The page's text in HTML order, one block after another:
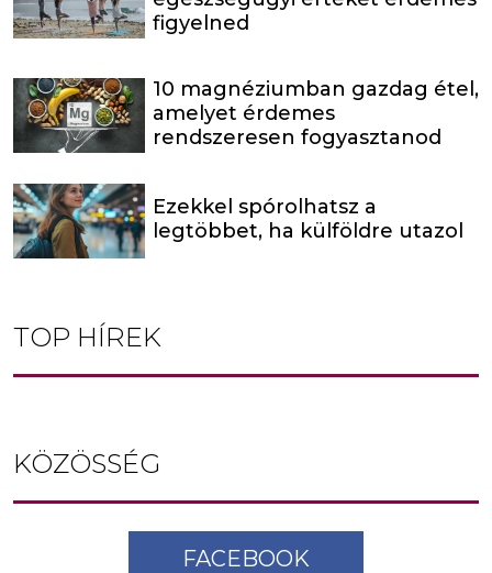
figyelned
10 magnéziumban gazdag étel,
amelyet érdemes
rendszeresen fogyasztanod
Ezekkel spórolhatsz a
legtöbbet, ha külföldre utazol
TOP HÍREK
KÖZÖSSÉG
FACEBOOK